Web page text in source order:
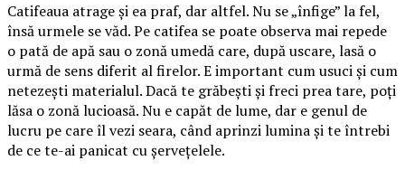
Catifeaua atrage și ea praf, dar altfel. Nu se „înfige” la fel,
însă urmele se văd. Pe catifea se poate observa mai repede
o pată de apă sau o zonă umedă care, după uscare, lasă o
urmă de sens diferit al firelor. E important cum usuci și cum
netezești materialul. Dacă te grăbești și freci prea tare, poți
lăsa o zonă lucioasă. Nu e capăt de lume, dar e genul de
lucru pe care îl vezi seara, când aprinzi lumina și te întrebi
de ce te-ai panicat cu șervețelele.